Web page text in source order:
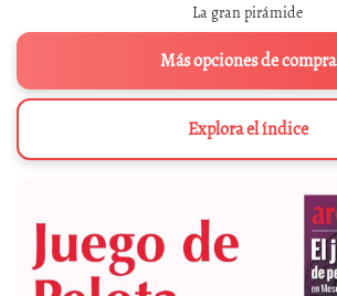
La gran pirámide
Más opciones de compra
Explora el índice